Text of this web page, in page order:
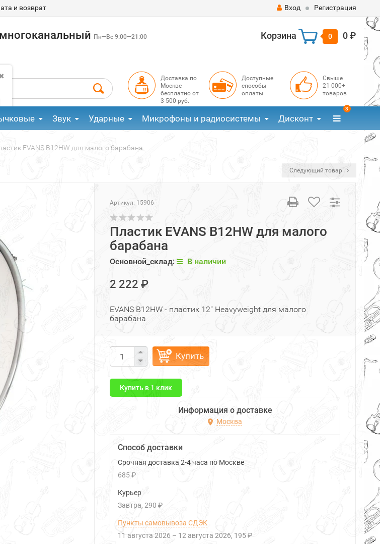
и возврат Вход Регистрация
многоканальный Пн—Вс 9:00—21:00 Корзина 0 0 ₽
Доставка по
Москве
бесплатно от
3 500 руб.
Доступные
способы
оплаты
Свыше
21 000+
товаров
Звук Ударные Микрофоны и радиосистемы Дисконт
3
EVANS B12HW для малого барабана
Следующий товар
Артикул: 15906
Пластик EVANS B12HW для малого
барабана
Основной_склад: В наличии
2 222 ₽
EVANS B12HW - пластик 12" Heavyweight для малого
барабана
Купить
Купить в 1 клик
Информация о доставке
Москва
Способ доставки
Срочная доставка 2-4 часа по Москве
685 ₽
Курьер
Завтра 290 ₽
Пункты самовывоза СДЭК
11 августа 2026 – 12 августа 2026 195 ₽